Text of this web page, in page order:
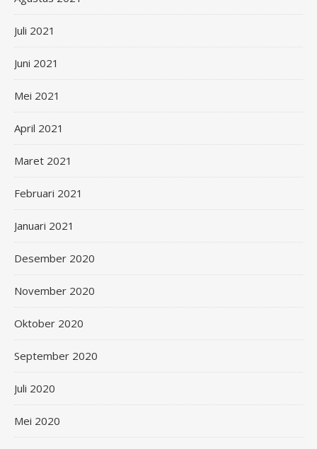
Juli 2021
Juni 2021
Mei 2021
April 2021
Maret 2021
Februari 2021
Januari 2021
Desember 2020
November 2020
Oktober 2020
September 2020
Juli 2020
Mei 2020